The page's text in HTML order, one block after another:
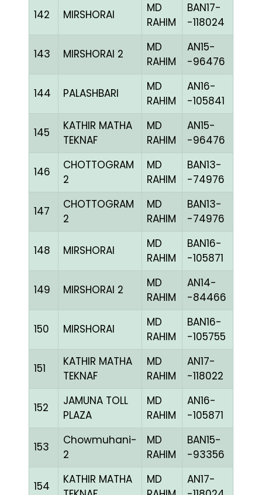
142 MIRSHORAI
MD
RAHIM
BAN17-
-118024
143 MIRSHORAI 2
MD
RAHIM
AN15-
-96476
144 PALASHBARI
MD
RAHIM
AN16-
-105841
145
KATHIR MATHA
TEKNAF
MD
RAHIM
AN15-
-96476
146
CHOTTOGRAM
2
MD
RAHIM
BAN13-
-74976
147
CHOTTOGRAM
2
MD
RAHIM
BAN13-
-74976
148 MIRSHORAI
MD
RAHIM
BAN16-
-105871
149 MIRSHORAI 2
MD
RAHIM
AN14-
-84466
150 MIRSHORAI
MD
RAHIM
BAN16-
-105755
151
KATHIR MATHA
TEKNAF
MD
RAHIM
AN17-
-118022
152
JAMUNA TOLL
PLAZA
MD
RAHIM
AN16-
-105871
153
Chowmuhani-
2
MD
RAHIM
BAN15-
-93356
154
KATHIR MATHA
MD
AN17-